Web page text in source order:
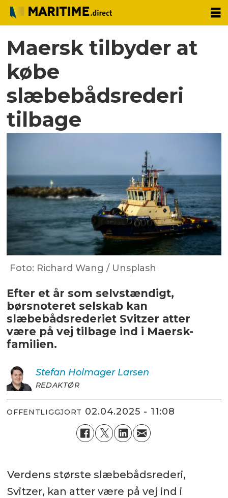
Maersk tilbyder at
købe
slæbebådsrederi
tilbage
Foto: Richard Wang / Unsplash
Efter et år som selvstændigt,
børsnoteret selskab kan
slæbebådsrederiet Svitzer atter
være på vej tilbage ind i Maersk-
familien.
Stefan Holmager Larsen
REDAKTØR
OFFENTLIGGJORT 02.04.2025 - 11:08
Verdens største slæbebådsrederi,
Svitzer, kan atter være på vej ind i